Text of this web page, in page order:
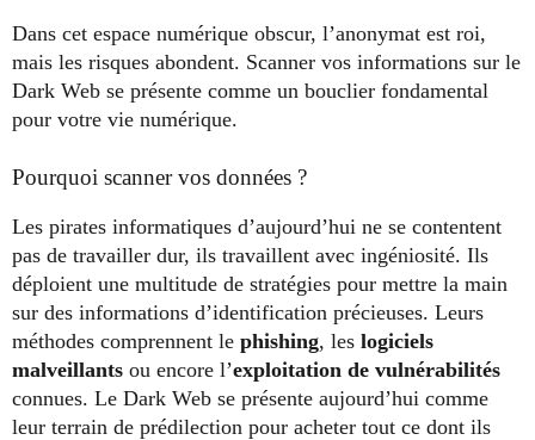
Dans cet espace numérique obscur, l’anonymat est roi,
mais les risques abondent. Scanner vos informations sur le
Dark Web se présente comme un bouclier fondamental
pour votre vie numérique.
Pourquoi scanner vos données ?
Les pirates informatiques d’aujourd’hui ne se contentent
pas de travailler dur, ils travaillent avec ingéniosité. Ils
déploient une multitude de stratégies pour mettre la main
sur des informations d’identification précieuses. Leurs
méthodes comprennent le phishing, les logiciels
malveillants ou encore l’exploitation de vulnérabilités
connues. Le Dark Web se présente aujourd’hui comme
leur terrain de prédilection pour acheter tout ce dont ils